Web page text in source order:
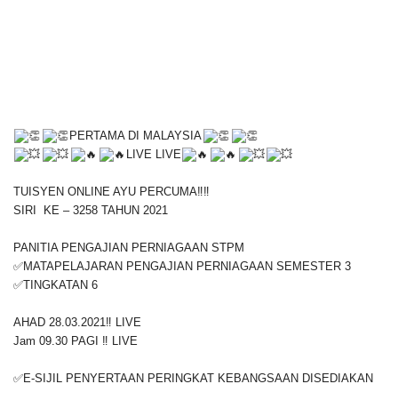
PERTAMA DI MALAYSIA
LIVE LIVE
TUISYEN ONLINE AYU PERCUMA‼️‼️
SIRI KE – 3258 TAHUN 2021
PANITIA PENGAJIAN PERNIAGAAN STPM
✅MATAPELAJARAN PENGAJIAN PERNIAGAAN SEMESTER 3
✅TINGKATAN 6
AHAD 28.03.2021‼️ LIVE
Jam 09.30 PAGI ‼️ LIVE
✅E-SIJIL PENYERTAAN PERINGKAT KEBANGSAAN DISEDIAKAN